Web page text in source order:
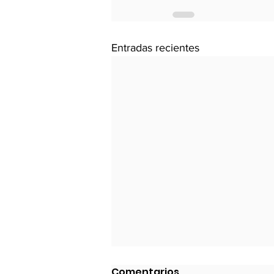
Entradas recientes
Deterioro Contextual